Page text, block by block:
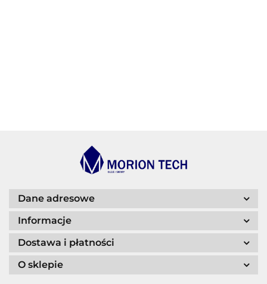
Dane adresowe
Informacje
Dostawa i płatności
O sklepie